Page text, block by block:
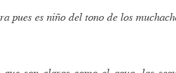
pues es niño del tono de los